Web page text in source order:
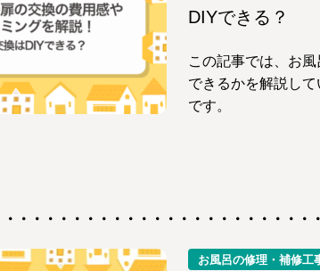
DIYできる？
この記事では、お
できるかを解説し
です。
お風呂の修理・補修工